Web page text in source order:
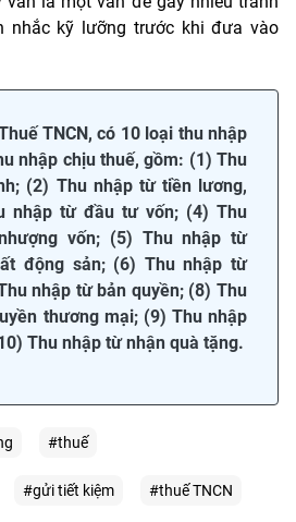
nhắc kỹ lưỡng trước khi đưa vào
TNCN, có 10 loại thu nhập
nhập chịu thuế, gồm: (1) Thu
(2) Thu nhập từ tiền lương,
nhập từ đầu tư vốn; (4) Thu
vốn; (5) Thu nhập từ
động sản; (6) Thu nhập từ
nhập từ bản quyền; (8) Thu
thương mại; (9) Thu nhập
Thu nhập từ nhận quà tặng.
#thuế
#gửi tiết kiệm #thuế TNCN